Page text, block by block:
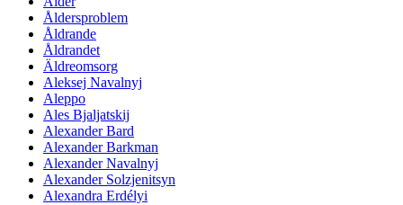
Åldersproblem
Åldrande
Åldrandet
Äldreomsorg
Aleksej Navalnyj
Aleppo
Ales Bjaljatskij
Alexander Bard
Alexander Barkman
Alexander Navalnyj
Alexander Solzjenitsyn
Alexandra Erdélyi